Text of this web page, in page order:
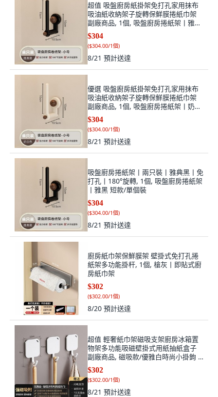
超值 吸盤廚房紙掛架免打孔家用抹布
吸油紙收納架子旋轉保鮮膜捲紙巾架
副廠商品, 1個, 吸盤廚房捲紙架丨雅黑
短款/單個裝
$304
($304.00/1個)
8/21 預計送達
優選 吸盤廚房紙掛架免打孔家用抹布
吸油紙收納架子旋轉保鮮膜捲紙巾架
副廠商品, 1個, 吸盤廚房捲紙架丨奶白
短款/單個裝
$304
($304.00/1個)
8/21 預計送達
吸盤廚房捲紙架丨兩只裝丨雅典黑丨免
打孔丨180°旋轉, 1個, 吸盤廚房捲紙架
丨雅黑 短款/單個裝
$304
($304.00/1個)
8/21 預計送達
廚房紙巾架保鮮膜架 壁掛式免打孔捲
紙架多功能掛杆, 1個, 槍灰丨即貼式廚
房紙巾架
$302
($302.00/1個)
8/20 預計送達
超值 輕奢紙巾架磁吸支架廚房冰箱置
物架多功能吸磁壁掛式用紙抽紙盒子
副廠商品, 磁吸款/優雅白時尚小掛鉤 3
個裝, 1個
$302
($302.00/1個)
8/21 預計送達